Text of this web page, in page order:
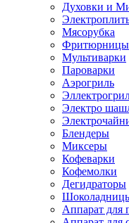
Духовки и
Мясорубка
Фритюрницы
Мультиварки
Пароварки
Аэрогриль
Электро
Блендеры
Миксеры
Кофеварки
Кофемолки
Дегидраторы
Аппарат для